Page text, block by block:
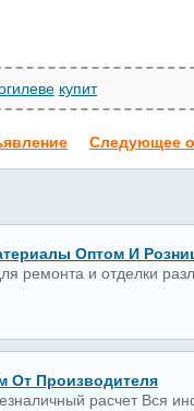
купит
Следующее
Оптом И
ремонта и отделки
От Производителя
расчет Вся